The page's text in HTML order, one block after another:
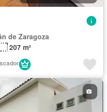
de Zaragoza
207 m²